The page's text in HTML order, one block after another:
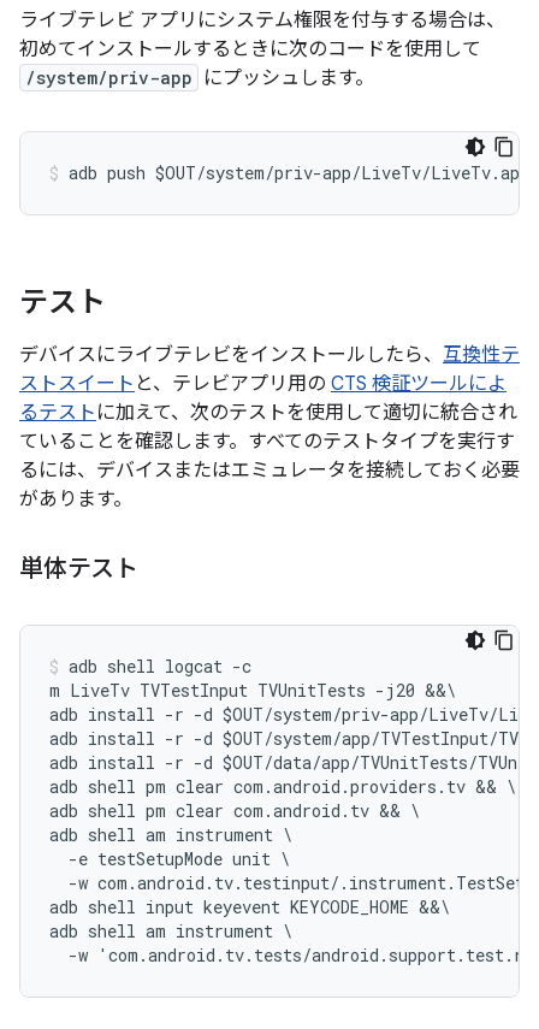
ライブテレビ アプリにシステム権限を付与する場合は、
初めてインストールするときに次のコードを使用して
/system/priv-app にプッシュします。
テスト
デバイスにライブテレビをインストールしたら、 互換性テ
ストスイート と、テレビアプリ用の CTS 検証ツールによ
るテスト に加えて、次のテストを使用して適切に統合され
ていることを確認します。すべてのテストタイプを実行す
るには、デバイスまたはエミュレータを接続しておく必要
があります。
単体テスト
adb shell logcat -c
m LiveTv TVTestInput TVUnitTests -j20 &&\
adb install -r -d $OUT/system/priv-app/LiveTv/
adb install -r -d $OUT/system/app/TVTestInput/
adb install -r -d $OUT/data/app/TVUnitTests/
adb shell pm clear com.android.providers.tv && \
adb shell pm clear com.android.tv && \
adb shell am instrument \
  -e testSetupMode unit \
-w com.android.tv.testinput/
adb shell input keyevent KEYCODE_HOME &&\
adb shell am instrument \